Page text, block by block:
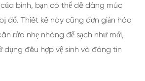
bình, bạn có thể dễ dàng múc
đổ. Thiết kế này cũng đơn giản hóa
rửa nhẹ nhàng để sạch như mới,
dụng đều hợp vệ sinh và đáng tin